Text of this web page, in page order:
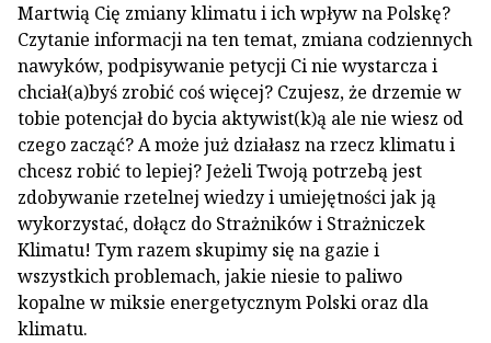
Martwią Cię zmiany klimatu i ich wpływ na Polskę?
Czytanie informacji na ten temat, zmiana codziennych
nawyków, podpisywanie petycji Ci nie wystarcza i
chciał(a)byś zrobić coś więcej? Czujesz, że drzemie w
tobie potencjał do bycia aktywist(k)ą ale nie wiesz od
czego zacząć? A może już działasz na rzecz klimatu i
chcesz robić to lepiej? Jeżeli Twoją potrzebą jest
zdobywanie rzetelnej wiedzy i umiejętności jak ją
wykorzystać, dołącz do Strażników i Strażniczek
Klimatu! Tym razem skupimy się na gazie i
wszystkich problemach, jakie niesie to paliwo
kopalne w miksie energetycznym Polski oraz dla
klimatu.